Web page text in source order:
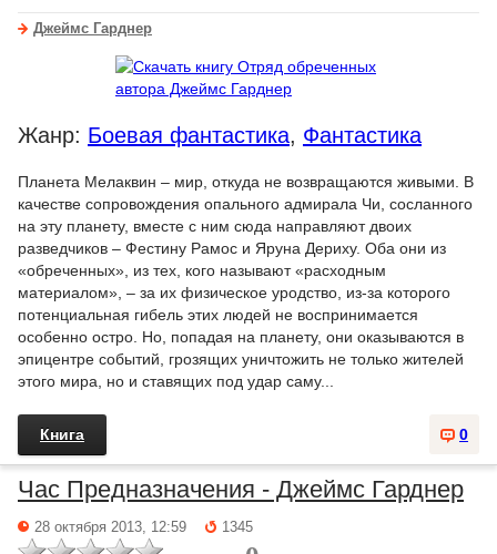
Джеймс Гарднер
Жанр: Боевая фантастика, Фантастика
Планета Мелаквин – мир, откуда не возвращаются живыми. В
качестве сопровождения опального адмирала Чи, сосланного
на эту планету, вместе с ним сюда направляют двоих
разведчиков – Фестину Рамос и Яруна Дериху. Оба они из
«обреченных», из тех, кого называют «расходным
материалом», – за их физическое уродство, из-за которого
потенциальная гибель этих людей не воспринимается
особенно остро. Но, попадая на планету, они оказываются в
эпицентре событий, грозящих уничтожить не только жителей
этого мира, но и ставящих под удар саму...
0
Книга
Час Предназначения - Джеймс Гарднер
28 октября 2013, 12:59 1345